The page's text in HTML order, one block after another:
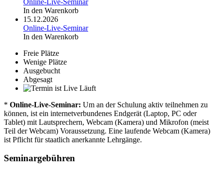
In den Warenkorb
15.12.2026
Online-Live-Seminar
In den Warenkorb
Freie Plätze
Wenige Plätze
Ausgebucht
Abgesagt
Läuft
* Online-Live-Seminar: Um an der Schulung aktiv teilnehmen zu
können, ist ein internetverbundenes Endgerät (Laptop, PC oder
Tablet) mit Lautsprechern, Webcam (Kamera) und Mikrofon (meist
Teil der Webcam) Voraussetzung. Eine laufende Webcam (Kamera)
ist Pflicht für staatlich anerkannte Lehrgänge.
Seminargebühren